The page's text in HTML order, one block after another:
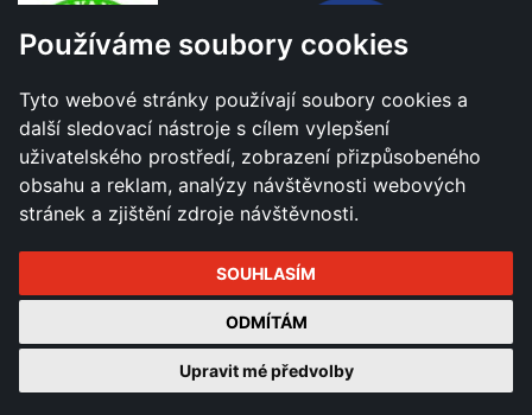
Používáme soubory cookies
Tyto webové stránky používají soubory cookies a
další sledovací nástroje s cílem vylepšení
uživatelského prostředí, zobrazení přizpůsobeného
obsahu a reklam, analýzy návštěvnosti webových
stránek a zjištění zdroje návštěvnosti.
SOUHLASÍM
ODMÍTÁM
Upravit mé předvolby
Všechna práva vyhrazena - Město Hranice © 2026 |
Změnit nastavení cookies
Tvorba a správa webu